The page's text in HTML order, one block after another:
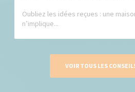
Oubliez les idées reçues : une
n’implique...
VOIR TOUS LES